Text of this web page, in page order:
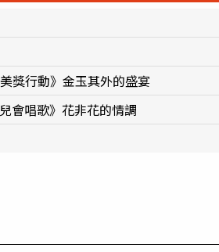
獎行動》金玉其外的盛宴
會唱歌》花非花的情調